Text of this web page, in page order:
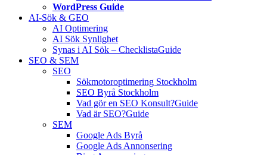
WordPress Guide
AI-Sök & GEO
AI Optimering
AI Sök Synlighet
Synas i AI Sök – ChecklistaGuide
SEO & SEM
SEO
Sökmotoroptimering Stockholm
SEO Byrå Stockholm
Vad gör en SEO Konsult?Guide
Vad är SEO?Guide
SEM
Google Ads Byrå
Google Ads Annonsering